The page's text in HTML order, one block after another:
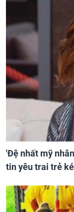
'Đệ nhất mỹ
tin yêu trai trẻ